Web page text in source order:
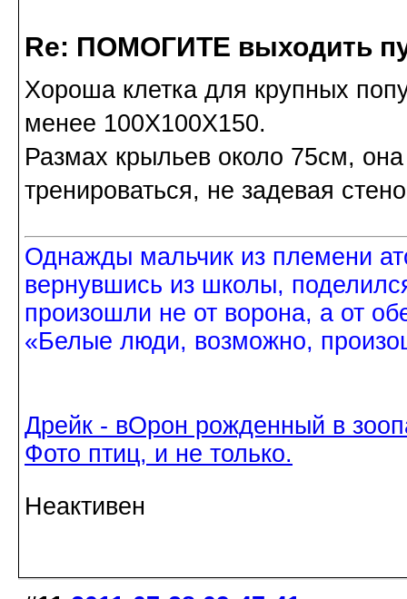
Re: ПОМОГИТЕ выходить
Хороша клетка для крупных
менее 100Х100Х150.
Размах крыльев около 75см,
тренироваться, не задевая
Однажды мальчик из племени
вернувшись из школы,
произошли не от ворона, а от
«Белые люди, возможно,
Дрейк - вОрон рожденный в
Фото птиц, и не только.
Неактивен